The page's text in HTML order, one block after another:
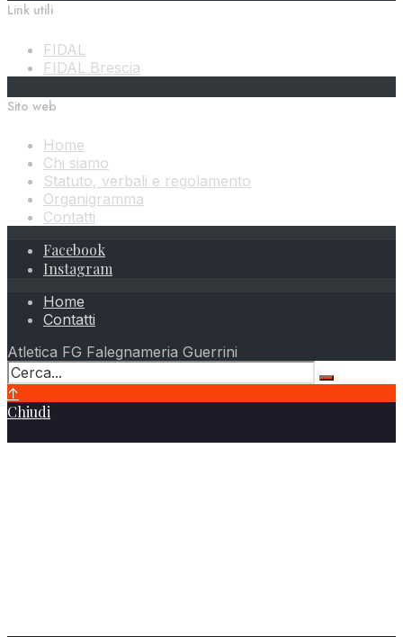
Link utili
FIDAL
FIDAL Brescia
Sito web
Home
Chi siamo
Statuto, verbali e regolamento
Organigramma
Contatti
Facebook
Instagram
Home
Contatti
Atletica FG Falegnameria Guerrini
↑
Chiudi